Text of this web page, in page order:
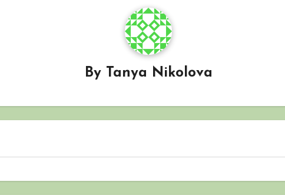
By Tanya Nikolova